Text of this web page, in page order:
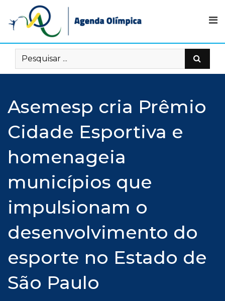
content
Asemesp cria Prêmio
Cidade Esportiva e
homenageia
municípios que
impulsionam o
desenvolvimento do
esporte no Estado de
São Paulo